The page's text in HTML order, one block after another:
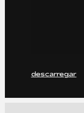
descarregar